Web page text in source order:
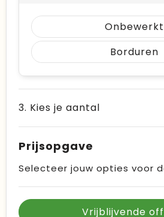
Onbewerkt
Borduren
3. Kies je aantal
Prijsopgave
Selecteer jouw opties voor
Vrijblijvende